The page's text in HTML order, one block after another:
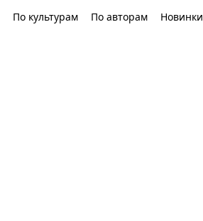
По культурам По авторам Новинки